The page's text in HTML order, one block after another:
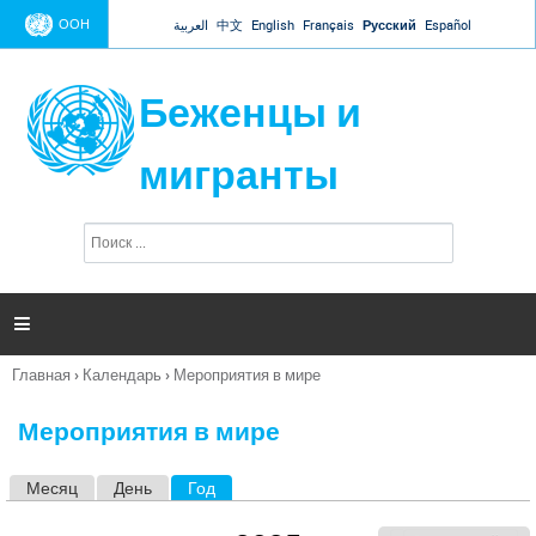
Jump to navigation
ООН العربية 中文 English Français Русский Español
Беженцы и
мигранты
п
и

Вы
Главная › Календарь › Мероприятия в мире
Мероприятия в мире
Месяц День Год